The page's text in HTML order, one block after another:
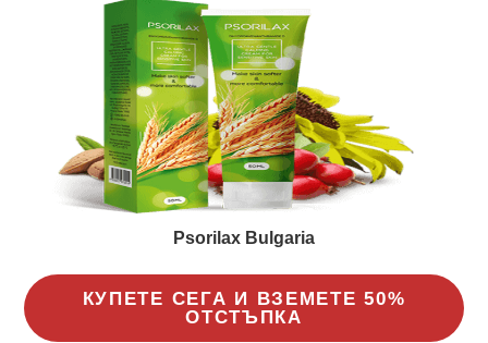
Psorilax Bulgaria
КУПЕТЕ СЕГА И ВЗЕМЕТЕ 50%
ОТСТЪПКА